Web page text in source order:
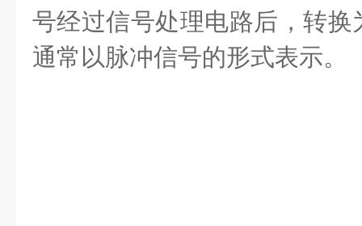
号经过信号处理电路后，转
通常以脉冲信号的形式表示。